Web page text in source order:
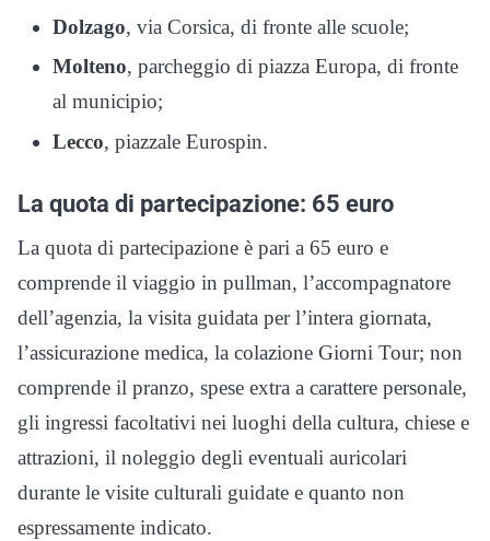
Dolzago, via Corsica, di fronte alle scuole;
Molteno, parcheggio di piazza Europa, di fronte
al municipio;
Lecco, piazzale Eurospin.
La quota di partecipazione: 65 euro
La quota di partecipazione è pari a 65 euro e
comprende il viaggio in pullman, l’accompagnatore
dell’agenzia, la visita guidata per l’intera giornata,
l’assicurazione medica, la colazione Giorni Tour; non
comprende il pranzo, spese extra a carattere personale,
gli ingressi facoltativi nei luoghi della cultura, chiese e
attrazioni, il noleggio degli eventuali auricolari
durante le visite culturali guidate e quanto non
espressamente indicato.